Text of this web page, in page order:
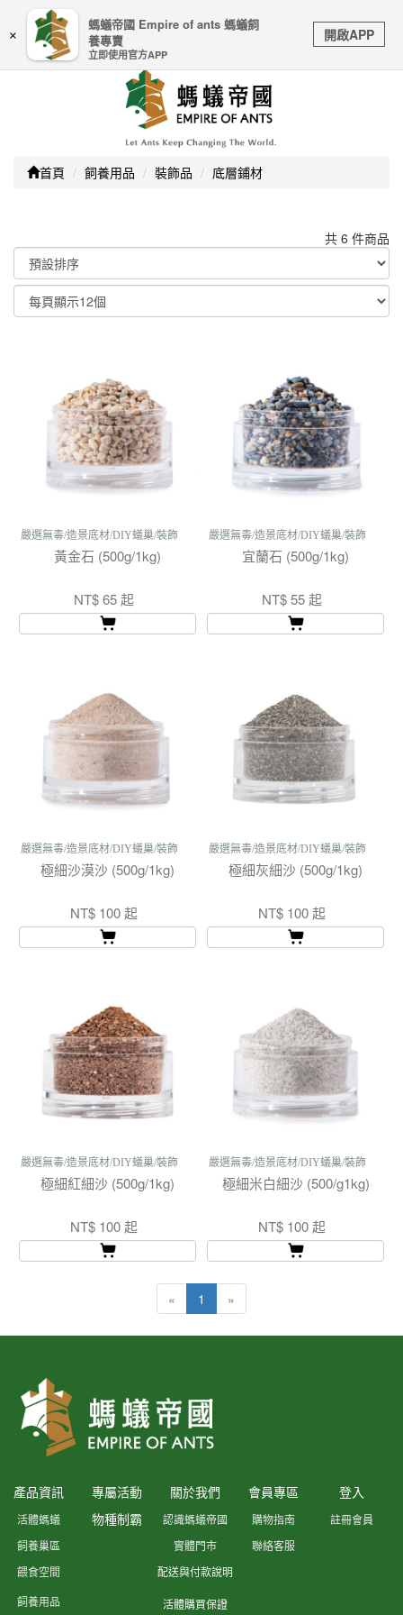
嚴防詐騙｜本公司不會透過任何名義要求核對購物資訊、
銀行帳戶或信用卡等個人資訊，如接到請立即掛斷或撥打
Toggle
navigation
首頁 飼養用品 裝飾品 底層鋪材
共 6 件商品
嚴選無毒/造景底材/DIY蟻巢/裝飾
黃金石 (500g/1kg)
NT$ 65 起
嚴選無毒/造景底材/DIY蟻巢/裝飾
宜蘭石 (500g/1kg)
NT$ 55 起
嚴選無毒/造景底材/DIY蟻巢/裝飾
極細沙漠沙 (500g/1kg)
NT$ 100 起
嚴選無毒/造景底材/DIY蟻巢/裝飾
極細灰細沙 (500g/1kg)
NT$ 100 起
嚴選無毒/造景底材/DIY蟻巢/裝飾
極細紅細沙 (500g/1kg)
NT$ 100 起
嚴選無毒/造景底材/DIY蟻巢/裝飾
極細米白細沙 (500/g1kg)
NT$ 100 起
« 1 »
產品資訊 專屬活動 關於我們 會員專區 登入
活體螞蟻 物種制霸 認識螞蟻帝國 購物指南
註冊會員
飼養巢區
實體門市
聯絡客服
餵食空間
配送與付款說明
飼養用品
活體購買保證
×
螞蟻帝國 Empire of ants 螞蟻飼
養專賣
立即使用官方APP
開啟APP